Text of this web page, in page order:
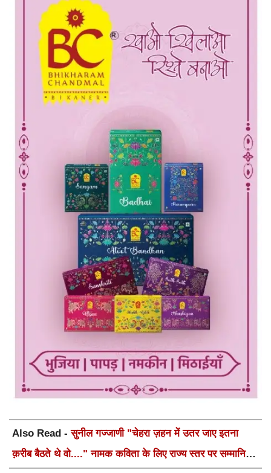
Also Read -सुनील गज्जाणी "चेहरा ज़हन में उतर जाए इतना
क़रीब बैठते थे वो...." नामक कविता के लिए राज्य स्तर पर सम्मानित